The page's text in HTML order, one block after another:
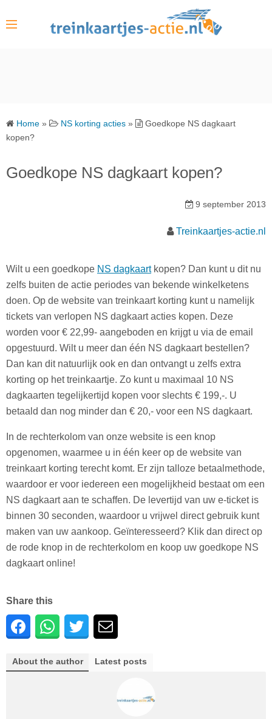
Home » NS korting acties »
Goedkope NS dagkaart
kopen?
Goedkope NS dagkaart kopen?
9 september 2013
Treinkaartjes-actie.nl
Wilt u een goedkope NS dagkaartkopen? Dan kunt u dit nu
zelfs buiten de actie periodes van bekende winkelketens
doen. Op de website van treinkaart korting kunt u namelijk
tickets van verlopen NS dagkaart acties kopen. Deze
worden voor € 22,99- aangeboden en krijgt u via de email
opgestuurd. Wilt u meer dan één NS dagkaart bestellen?
Dan kan dit natuurlijk ook en dan ontvangt u zelfs extra
korting op het treinkaartje. Zo kunt u maximaal 10 NS
dagkaarten tegelijkertijd kopen voor slechts € 199,-. U
betaald dan nog minder dan € 20,- voor een NS dagkaart.
In de rechterkolom van onze website is een knop
opgenomen, waarmee u in één keer op de website van
treinkaart korting terecht komt. Er zijn talloze betaalmethode,
waardoor er voor iedereen een mogelijkheid bestaat om een
NS dagkaart aan te schaffen. De levertijd van uw e-ticket is
binnen 30 seconden, waardoor u vrijwel direct gebruik kunt
maken van uw aankoop. Geïnteresseerd? Klik dan direct op
de rode knop in de rechterkolom en koop uw goedkope NS
dagkaart online!
Share this
About the author Latest posts